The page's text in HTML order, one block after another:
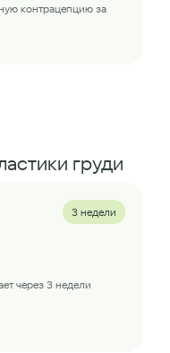
контрацепцию за
груди
3 недели
через 3 недели